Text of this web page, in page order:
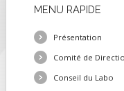
MENU RAPIDE
Présentation
Comité de
Conseil du Labo